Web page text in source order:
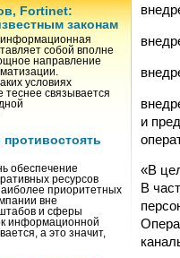
Fortinet:
законам
собой вполне
направление
условиях
теснее связывается
обеспечение
ресурсов
приоритетных
вне
и сферы
информационной
а это значит,
и
«В
В